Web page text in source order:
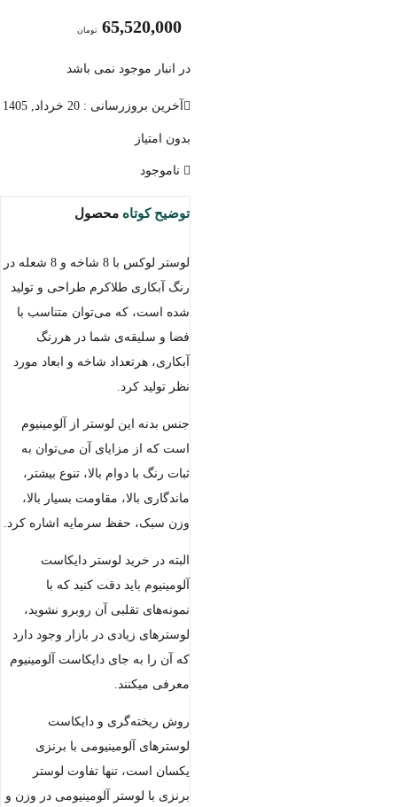
65,520,000 تومان
در انبار موجود نمی باشد
آخرین بروزرسانی : 20 خرداد, 1405
بدون امتیاز
ناموجود
توضیح کوتاه محصول
لوستر لوکس با 8 شاخه و 8 شعله در
رنگ آبکاری طلاکرم طراحی و تولید
شده است، که می‌توان متناسب با
فضا و سلیقه‌ی شما در هررنگ
آبکاری، هرتعداد شاخه و ابعاد مورد
نظر تولید کرد.
جنس بدنه این لوستر از آلومینیوم
است که از مزایای آن می‌توان به
ثبات رنگ با دوام بالا، تنوع بیشتر،
ماندگاری بالا، مقاومت بسیار بالا،
وزن سبک، حفظ سرمایه اشاره کرد.
البته در خرید لوستر دایکاست
آلومینیوم باید دقت کنید که با
نمونه‌های تقلبی آن روبرو نشوید،
لوسترهای زیادی در بازار وجود دارد
که آن را به جای دایکاست آلومینیوم
معرفی میکنند.
روش ریخته‌گری و دایکاست
لوسترهای آلومینیومی با برنزی
یکسان است، تنها تفاوت لوستر
برنزی با لوستر آلومینیومی در وزن و